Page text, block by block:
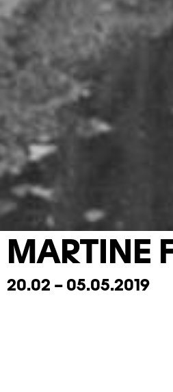
MARTINE
20.02 – 05.05.2019